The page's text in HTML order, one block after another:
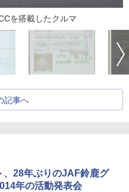
を搭載したクルマ
記事へ
、28年ぶりのJAF鈴鹿グ
年の活動発表会